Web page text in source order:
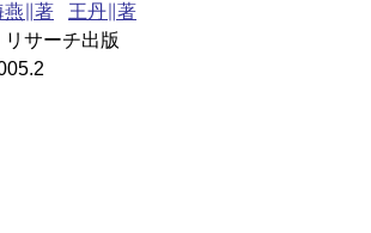
燕∥著
王丹∥著
リサーチ出版